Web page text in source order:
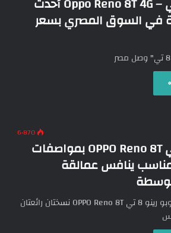
في السوق المصري بسعر
6٬870
اوبو رينو 8 تي OPPO Reno 8T بمواصفات
ينافس عمالقة
سعر ومواصفات اوبو رينو 8 تي OPPO Reno 8T نسختان رائعتان